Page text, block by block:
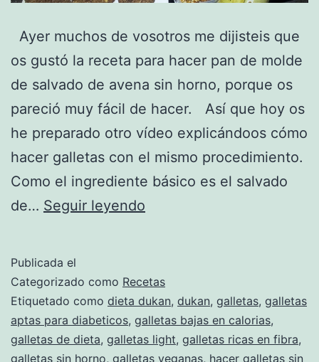
Ayer muchos de vosotros me dijisteis que
os gustó la receta para hacer pan de molde
de salvado de avena sin horno, porque os
pareció muy fácil de hacer. Así que hoy os
he preparado otro vídeo explicándoos cómo
hacer galletas con el mismo procedimiento.
Como el ingrediente básico es el salvado
de… Seguir leyendo
parecido)
a
galletas
de
Publicada el
Categorizado como Recetas
Etiquetado como dieta dukan, dukan, galletas, galletas
aptas para diabeticos, galletas bajas en calorias,
galletas de dieta, galletas light, galletas ricas en fibra,
galletas sin horno, galletas veganas, hacer galletas sin